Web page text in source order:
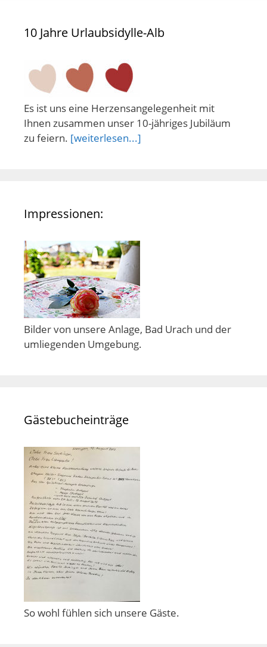
10 Jahre Urlaubsidylle-Alb
Es ist uns eine Herzensangelegenheit mit
Ihnen zusammen unser 10-jähriges Jubiläum
zu feiern. [weiterlesen...]
Impressionen:
Bilder von unsere Anlage, Bad Urach und der
umliegenden Umgebung.
Gästebucheinträge
So wohl fühlen sich unsere Gäste.